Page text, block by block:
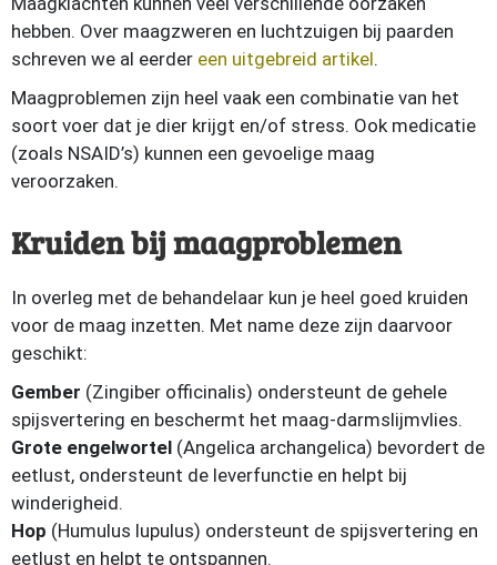
hebben. Over maagzweren en luchtzuigen bij paarden
schreven we al eerder een uitgebreid artikel.
Maagproblemen zijn heel vaak een combinatie van het
soort voer dat je dier krijgt en/of stress. Ook medicatie
(zoals NSAID’s) kunnen een gevoelige maag
veroorzaken.
Kruiden bij maagproblemen
In overleg met de behandelaar kun je heel goed kruiden
voor de maag inzetten. Met name deze zijn daarvoor
geschikt:
Gember (Zingiber officinalis) ondersteunt de gehele
spijsvertering en beschermt het maag-darmslijmvlies.
Grote engelwortel (Angelica archangelica) bevordert de
eetlust, ondersteunt de leverfunctie en helpt bij
winderigheid.
Hop (Humulus lupulus) ondersteunt de spijsvertering en
eetlust en helpt te ontspannen.